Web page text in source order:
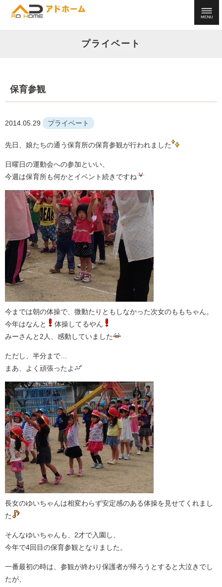
プライベート
保育参観
2014.05.29 プライベート
先日、娘たちの通う保育所の保育参観が行われました
日曜日の運動会への参加といい、
今週は保育所も何かとイベント続きですね
今までは朝の体操で、微動たりともしなかった次女のももちゃん。
今年はなんと
体操してるやん
みーさんと2人、感動していました
ただし、半分まで…
まあ、よく頑張ったよ
長女のゆいちゃんは相変わらず安定感のある体操を見せてくれまし
た
そんなゆいちゃんも、2才で入園し、
今年で4回目の保育参観となりました。
一番最初の時は、参観が終わり保護者が帰ろうとすると大泣きでし
たが、